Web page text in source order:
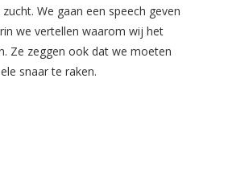
We gaan een speech geven
we vertellen waarom wij het
Ze zeggen ook dat we moeten
snaar te raken.